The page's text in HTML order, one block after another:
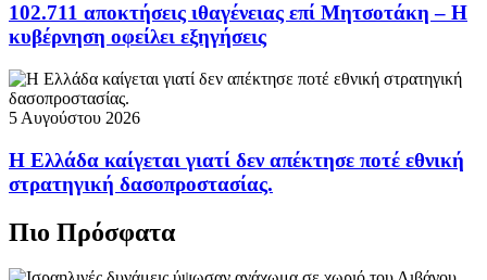
102.711 αποκτήσεις ιθαγένειας επί Μητσοτάκη – Η
κυβέρνηση οφείλει εξηγήσεις
5 Αυγούστου 2026
Η Ελλάδα καίγεται γιατί δεν απέκτησε ποτέ εθνική
στρατηγική δασοπροστασίας.
Πιο Πρόσφατα